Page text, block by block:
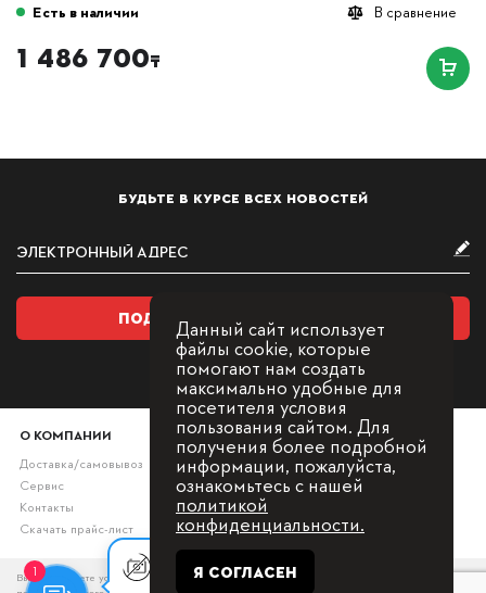
В сравнение
Есть в наличии
1 486 700₸
БУДЬТЕ В КУРСЕ ВСЕХ НОВОСТЕЙ
ПОДПИСАТЬСЯ НА РАССЫЛКУ
О КОМПАНИИ
Доставка/самовывоз
Сервис
Контакты
Скачать прайс-лист
Вы принимаете условия политики в отношении обработки персональных данных и
1
Оставьте заявку, мы с Вами
свяжемся для
Данный сайт использует
файлы cookie, которые
помогают нам создать
максимально удобные для
посетителя условия
пользования сайтом. Для
получения более подробной
информации, пожалуйста,
ознакомьтесь с нашей
политикой
конфиденциальности.
Я СОГЛАСЕН